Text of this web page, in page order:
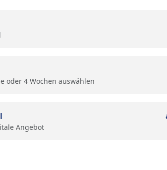
oder 4 Wochen auswählen
Angebot